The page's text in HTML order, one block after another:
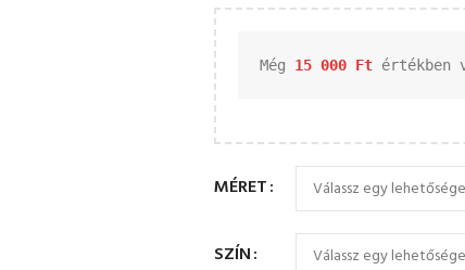
Még 15 000 Ft értékben
MÉRET
SZÍN